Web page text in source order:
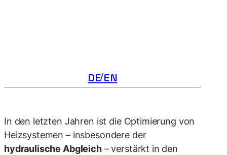
EN
DE
In den letzten Jahren ist die Optimierung von
Heizsystemen – insbesondere der
hydraulische Abgleich– verstärkt in den